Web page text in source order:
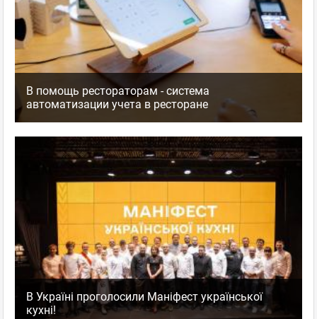
В помощь рестораторам - система
автоматизации учета в ресторане
В Україні проголосили Маніфест української
кухні!